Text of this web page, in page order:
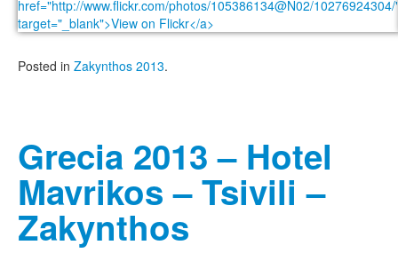
Posted in Zakynthos 2013.
Grecia 2013 – Hotel
Mavrikos – Tsivili –
Zakynthos